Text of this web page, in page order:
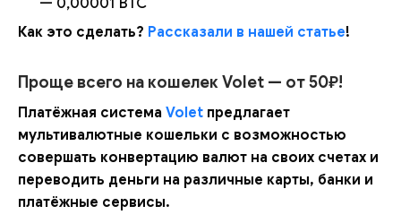
— 0,00001 BTC
Как это сделать? Рассказали в нашей статье!
Проще всего на кошелек Volet — от 50₽!
Платёжная система Volet предлагает
мультивалютные кошельки с возможностью
совершать конвертацию валют на своих счетах и
переводить деньги на различные карты, банки и
платёжные сервисы.